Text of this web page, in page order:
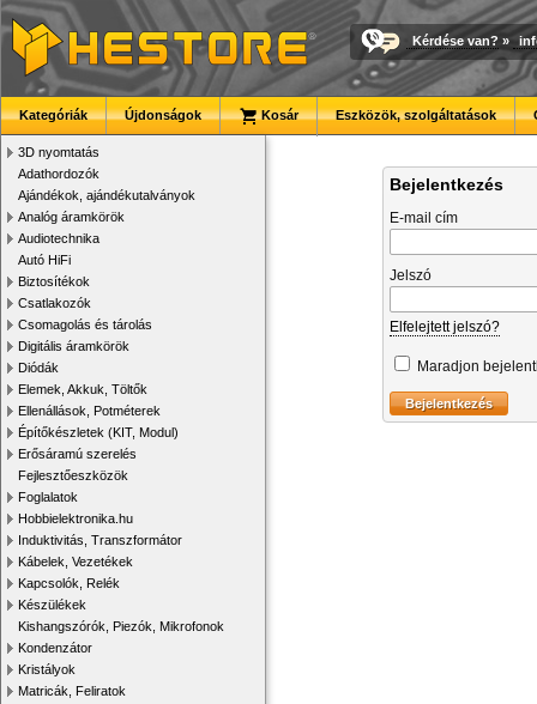
Kérdése van? »
Kategóriák Újdonságok Kosár Eszközök, szolgáltatások
3D nyomtatás
Adathordozók
Ajándékok, ajándékutalványok
Analóg áramkörök
Audiotechnika
Autó HiFi
Biztosítékok
Csatlakozók
Csomagolás és tárolás
Digitális áramkörök
Diódák
Elemek, Akkuk, Töltők
Ellenállások, Potméterek
Építőkészletek (KIT, Modul)
Erősáramú szerelés
Fejlesztőeszközök
Foglalatok
Hobbielektronika.hu
Induktivitás, Transzformátor
Kábelek, Vezetékek
Kapcsolók, Relék
Készülékek
Kishangszórók, Piezók, Mikrofonok
Kondenzátor
Kristályok
Matricák, Feliratok
Bejelentkezés
E-mail cím
Jelszó
Elfelejtett jelszó?
Maradjon